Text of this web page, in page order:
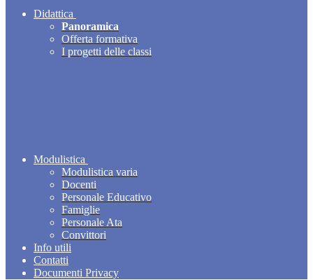
Didattica
Panoramica
Offerta formativa
I progetti delle classi
Modulistica
Modulistica varia
Docenti
Personale Educativo
Famiglie
Personale Ata
Convittori
Info utili
Contatti
Documenti Privacy